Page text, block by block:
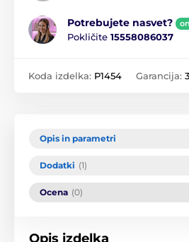
Potrebujete nasvet?
Pokličite 15558086037
Koda izdelka: P1454 Garancija:
Opis in parametri
Dodatki (1)
Ocena (0)
Opis izdelka